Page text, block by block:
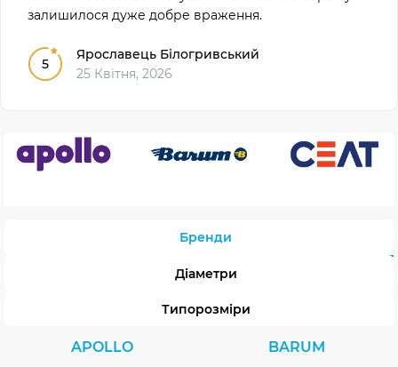
залишилося дуже добре враження.
5
Ярославець Білогривський
25 Квітня, 2026
Бренди
Діаметри
Типорозміри
APOLLO BARUM